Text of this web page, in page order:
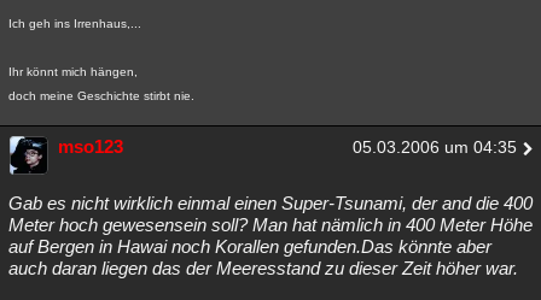
Ich geh ins Irrenhaus,...
Ihr könnt mich hängen,
doch meine Geschichte stirbt nie.
mso123 05.03.2006 um 04:35
Gab es nicht wirklich einmal einen Super-Tsunami, der and die 400
Meter hoch gewesensein soll? Man hat nämlich in 400 Meter Höhe
auf Bergen in Hawai noch Korallen gefunden.Das könnte aber
auch daran liegen das der Meeresstand zu dieser Zeit höher war.